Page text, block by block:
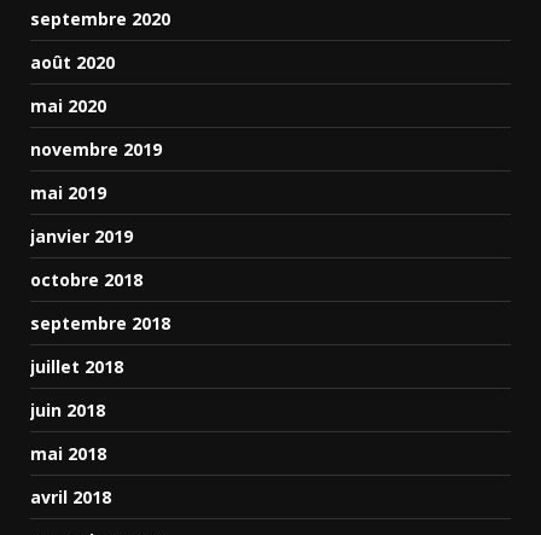
septembre 2020
août 2020
mai 2020
novembre 2019
mai 2019
janvier 2019
octobre 2018
septembre 2018
juillet 2018
juin 2018
mai 2018
avril 2018